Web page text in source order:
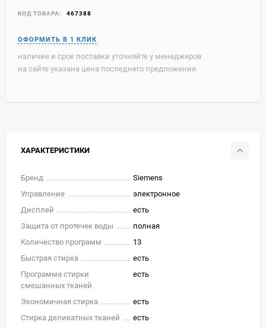
КОД ТОВАРА: 467388
наличие и срок поставки уточняйте у менеджеров
на сайте указана цена последнего предложения
ХАРАКТЕРИСТИКИ
Бренд
Siemens
Управление
электронное
Дисплей
есть
Защита от протечек воды
полная
Количество программ
13
Быстрая стирка
есть
Программа стирки
смешанных тканей
есть
Экономичная стирка
есть
Стирка деликатных тканей
есть